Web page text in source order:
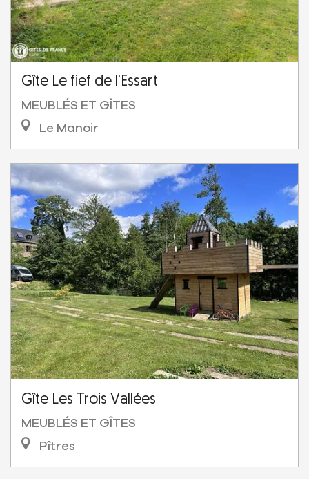
Gîte Le fief de l'Essart
MEUBLÉS ET GÎTES
Le Manoir
Gîte Les Trois Vallées
MEUBLÉS ET GÎTES
Pîtres